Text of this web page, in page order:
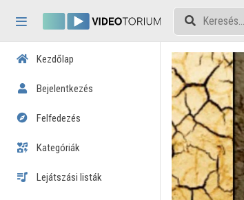
Tartalom kihagyása
Kezdőlap
Bejelentkezés
Felfedezés
Kategóriák
Lejátszási listák